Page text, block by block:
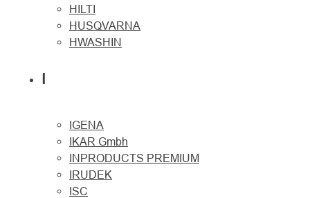
HILTI
HUSQVARNA
HWASHIN
I
IGENA
IKAR Gmbh
INPRODUCTS PREMIUM
IRUDEK
ISC